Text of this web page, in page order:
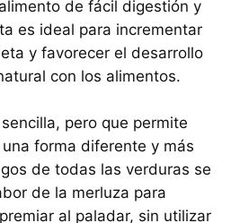
de fácil digestión y
es ideal para incrementar
y favorecer el desarrollo
con los alimentos.
pero que permite
forma diferente y más
de todas las verduras se
de la merluza para
al paladar, sin utilizar